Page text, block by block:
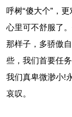
呼树“傻大个”，
心里可不舒服了
那样子，多骄傲
些，我们首要任
我们真卑微渺小!
哀叹。